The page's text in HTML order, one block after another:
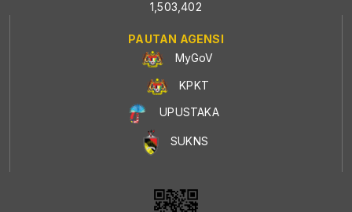
1,503,402
PAUTAN AGENSI
MyGoV
KPKT
UPUSTAKA
SUKNS